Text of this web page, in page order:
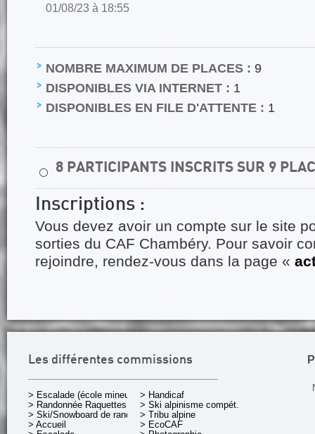
01/08/23 à 18:55
NOMBRE MAXIMUM DE PLACES : 9
DISPONIBLES VIA INTERNET : 1
DISPONIBLES EN FILE D'ATTENTE : 1
⚪ 8 PARTICIPANTS INSCRITS SUR 9
Inscriptions :
Vous devez avoir un compte sur le site
sorties du CAF Chambéry. Pour savoir
rejoindre, rendez-vous dans la page «
Les différentes commissions
> Escalade (école mineurs)
> Randonnée Raquettes
> Ski/Snowboard de rando.
> Accueil
> Handicaf
> Ski alpinisme compét.
> Tribu alpine
> EcoCAF